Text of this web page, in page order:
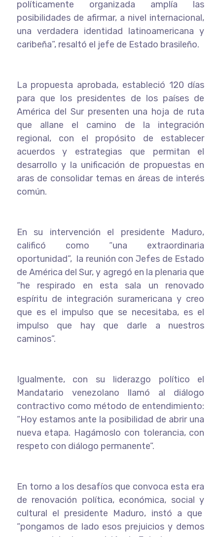
políticamente organizada amplía las
posibilidades de afirmar, a nivel internacional,
una verdadera identidad latinoamericana y
caribeña”, resaltó el jefe de Estado brasileño.
La propuesta aprobada, estableció 120 días
para que los presidentes de los países de
América del Sur presenten una hoja de ruta
que allane el camino de la integración
regional, con el propósito de establecer
acuerdos y estrategias que permitan el
desarrollo y la unificación de propuestas en
aras de consolidar temas en áreas de interés
común.
En su intervención el presidente Maduro,
calificó como “una extraordinaria
oportunidad”, la reunión con Jefes de Estado
de América del Sur, y agregó en la plenaria que
“he respirado en esta sala un renovado
espíritu de integración suramericana y creo
que es el impulso que se necesitaba, es el
impulso que hay que darle a nuestros
caminos”.
Igualmente, con su liderazgo político el
Mandatario venezolano llamó al diálogo
contractivo como método de entendimiento:
“Hoy estamos ante la posibilidad de abrir una
nueva etapa. Hagámoslo con tolerancia, con
respeto con diálogo permanente”.
En torno a los desafíos que convoca esta era
de renovación política, económica, social y
cultural el presidente Maduro, instó a que
“pongamos de lado esos prejuicios y demos